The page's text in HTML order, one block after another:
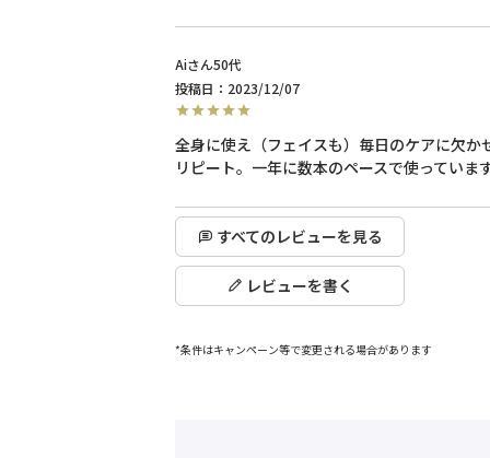
Ai
50代
投稿日
2023/12/07
全身に使え（フェイスも）毎日のケアに欠か
リピート。一年に数本のペースで使っていま
すべてのレビューを見る
レビューを書く
*条件はキャンペーン等で変更される場合があります